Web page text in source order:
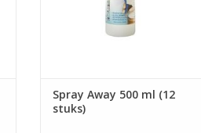
bedieningspanelen en tiptoetsen.
(LET OP: NIET GESCHIKT VOOR
LCD SCHERMEN).
Spray Away 500 ml (12
stuks)